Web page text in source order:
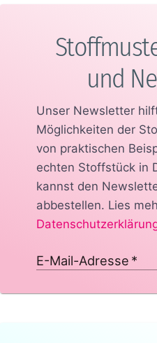
und
Unser Newsletter
Möglichkeiten der
von praktischen
echten Stoffstück in
kannst den
abbestellen. Lies
E-Mail-Adresse *